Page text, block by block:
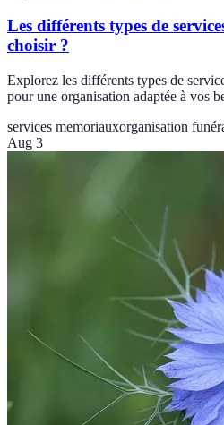
Les différents types de
choisir ?
Explorez les différents types de
pour une organisation adaptée à vos
services memoriauxorganisation
Aug 3